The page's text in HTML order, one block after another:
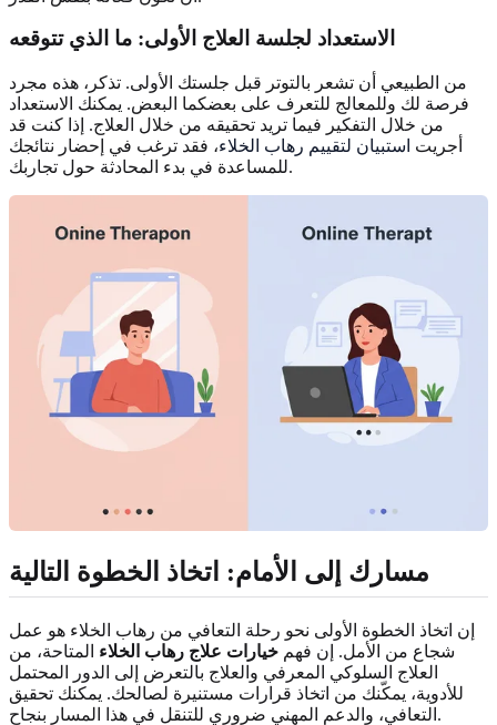
الاستعداد لجلسة العلاج الأولى: ما الذي تتوقعه
من الطبيعي أن تشعر بالتوتر قبل جلستك الأولى. تذكر، هذه مجرد
فرصة لك وللمعالج للتعرف على بعضكما البعض. يمكنك الاستعداد
من خلال التفكير فيما تريد تحقيقه من خلال العلاج. إذا كنت قد
أجريت استبيان لتقييم رهاب الخلاء، فقد ترغب في إحضار نتائجك
للمساعدة في بدء المحادثة حول تجاربك.
مسارك إلى الأمام: اتخاذ الخطوة التالية
إن اتخاذ الخطوة الأولى نحو رحلة التعافي من رهاب الخلاء هو عمل
شجاع من الأمل. إن فهم خيارات علاج رهاب الخلاء المتاحة، من
العلاج السلوكي المعرفي والعلاج بالتعرض إلى الدور المحتمل
للأدوية، يمكّنك من اتخاذ قرارات مستنيرة لصالحك. يمكنك تحقيق
التعافي، والدعم المهني ضروري للتنقل في هذا المسار بنجاح.